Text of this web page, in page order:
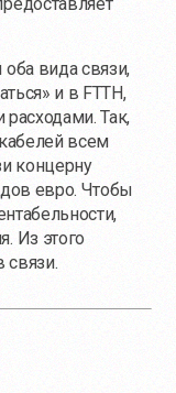
вида связи,
и в FTTH,
Так,
всем
концерну
евро. Чтобы
Из этого
связи.